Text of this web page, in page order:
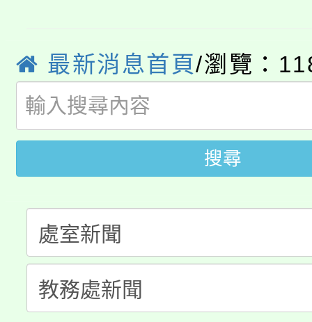
生本土語及新住民語歌
公告本校115學年度第
代理(課)教師甄選結果(
公告本校115學年度第
代理(課)教師甄選結果(
轉知中國文化大學推廣
《TA101》溝通分析基
心理、諮商輔導、社會
系所師生報名參加。
轉知苗栗縣政府辦理
門員」簡章及活動海報
踴躍報名參加。
要點
「桃園市補助參觀特色
展演活動實施計畫」
115年度「教育部表揚
義教育推展貢獻獎」
最新消息首頁/瀏覽：
搜尋